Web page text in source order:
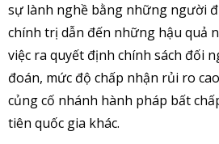
sự lành nghề bằng những người
chính trị dẫn đến những hậu quả
việc ra quyết định chính sách đối
đoán, mức độ chấp nhận rủi ro
củng cố nhánh hành pháp bất
tiên quốc gia khác.